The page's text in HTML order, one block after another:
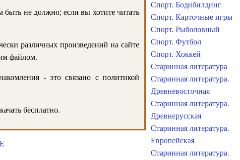
быть не должно; если вы хотите читать
различных произведений на сайте
файлом.
- это связано с политикой
бесплатно.
Спорт. Бодибилдинг
Спорт. Карточные игры
Спорт. Рыболовный
Спорт. Футбол
Спорт. Хоккей
Старинная литература
Старинная литература.
Древневосточная
Старинная литература.
Древнерусская
Старинная литература.
Европейская
Старинная литература.